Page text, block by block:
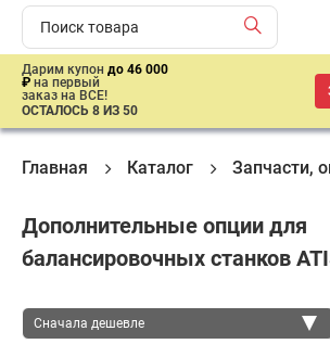
Дарим купон до 46 000
₽ на первый
заказ на ВСЕ!
ОСТАЛОСЬ 8 ИЗ 50
Главная Каталог Запчасти,
Дополнительные опции для
балансировочных станков
Сначала дешевле